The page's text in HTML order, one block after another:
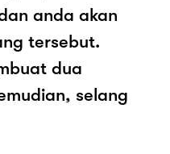
anda akan
tersebut.
dua
selang